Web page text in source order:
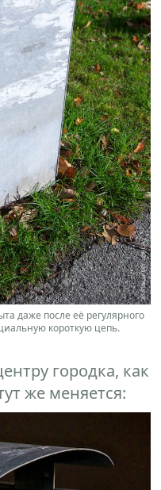
даже после её регулярного
короткую цепь.
городка, как
же меняется: